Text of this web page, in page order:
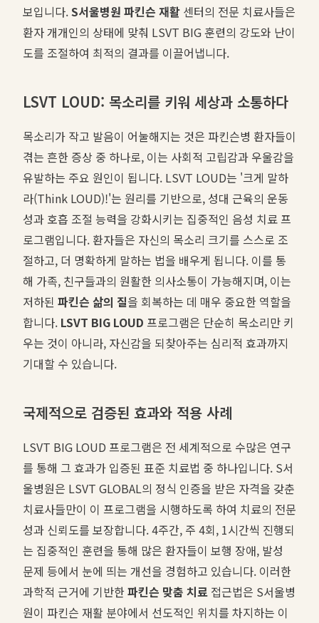
보입니다.S서울병원 파킨슨 재활 센터의 전문 치료사들은
환자 개개인의 상태에 맞춰 LSVT BIG 훈련의 강도와 난이
도를 조절하여 최적의 결과를 이끌어냅니다.
LSVT LOUD: 목소리를 키워 세상과 소통하다
목소리가 작고 발음이 어눌해지는 것은 파킨슨병 환자들이
겪는 흔한 증상 중 하나로, 이는 사회적 고립감과 우울감을
유발하는 주요 원인이 됩니다. LSVT LOUD는 '크게 말하
라(Think LOUD)!'는 원리를 기반으로, 성대 근육의 운동
성과 호흡 조절 능력을 강화시키는 집중적인 음성 치료 프
로그램입니다. 환자들은 자신의 목소리 크기를 스스로 조
절하고, 더 명확하게 말하는 법을 배우게 됩니다. 이를 통
해 가족, 친구들과의 원활한 의사소통이 가능해지며, 이는
저하된 파킨슨 삶의 질을 회복하는 데 매우 중요한 역할을
합니다. LSVT BIG LOUD 프로그램은 단순히 목소리만 키
우는 것이 아니라, 자신감을 되찾아주는 심리적 효과까지
기대할 수 있습니다.
국제적으로 검증된 효과와 적용 사례
LSVT BIG LOUD 프로그램은 전 세계적으로 수많은 연구
를 통해 그 효과가 입증된 표준 치료법 중 하나입니다. S서
울병원은 LSVT GLOBAL의 정식 인증을 받은 자격을 갖춘
치료사들만이 이 프로그램을 시행하도록 하여 치료의 전문
성과 신뢰도를 보장합니다. 4주간, 주 4회, 1시간씩 진행되
는 집중적인 훈련을 통해 많은 환자들이 보행 장애, 발성
문제 등에서 눈에 띄는 개선을 경험하고 있습니다. 이러한
과학적 근거에 기반한파킨슨 맞춤 치료 접근법은 S서울병
원이 파킨슨 재활 분야에서 선도적인 위치를 차지하는 이